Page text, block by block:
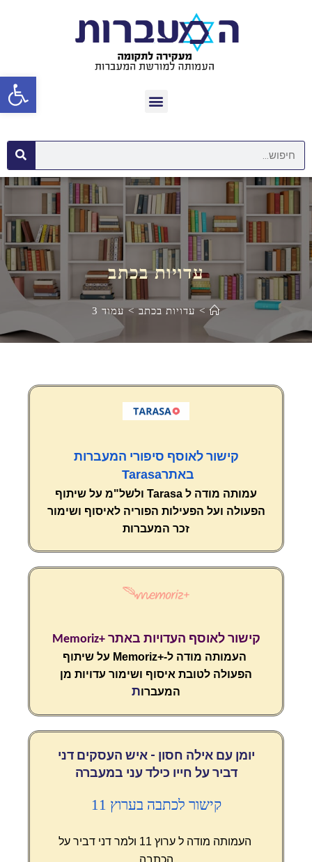
עדויות בכתב
> עדויות בכתב > עמוד 3
קישור לאוסף סיפורי המעברות
באתרTarasa
עמותה מודה ל Tarasa ולשל"מ על שיתוף
הפעולה ועל הפעילות הפוריה לאיסוף ושימור
זכר המעברות
קישור לאוסף העדויות באתר +Memoriz
העמותה מודה ל-+Memoriz על שיתוף
הפעולה לטובת איסוף ושימור עדויות מן
המעברות
יומן עם אילה חסון - איש העסקים דני
דביר על חייו כילד עני במעברה
קישור לכתבה בערוץ 11
העמותה מודה ל ערוץ 11 ולמר דני דביר
על
הכתבה
פתח סרגל נגישות